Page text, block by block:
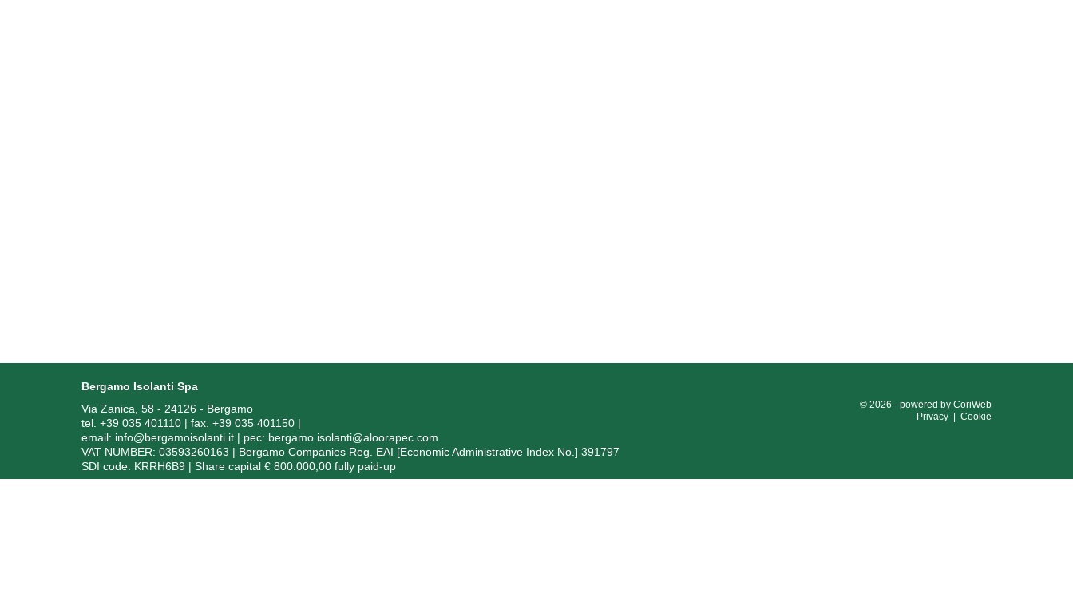
Bergamo Isolanti Spa
Via Zanica, 58 - 24126 - Bergamo
tel. +39 035 401110 | fax. +39 035 401150 |
email: info@bergamoisolanti.it | pec: bergamo.isolanti@aloorapec.com
VAT NUMBER: 03593260163 | Bergamo Companies Reg. EAI [Economic Administrative Index No.] 391797
SDI code: KRRH6B9 | Share capital € 800.000,00 fully paid-up
© 2026 - powered by CoriWeb
Privacy
Cookie